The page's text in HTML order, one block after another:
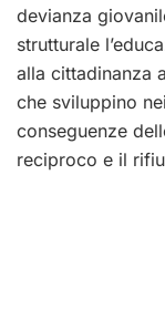
devianza
strutturale
alla cittadinanza
che sviluppino
conseguenze
reciproco e il